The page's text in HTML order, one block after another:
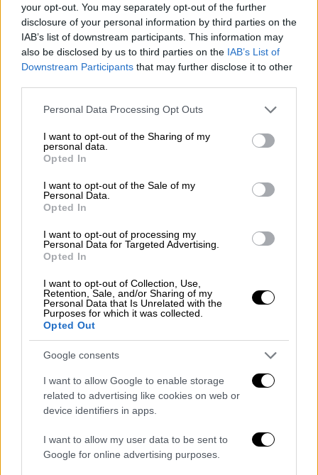
your opt-out. You may separately opt-out of the further
disclosure of your personal information by third parties on the
IAB’s list of downstream participants. This information may
also be disclosed by us to third parties on the IAB’s List of
Downstream Participants that may further disclose it to other
Please note that this website/app uses one or more Google
not limited to your visit or usage behaviour. You may click to
grant or deny consent to Google and its third-party tags to
use your data for below specified purposes in below Google
consent section.
Personal Data Processing Opt Outs
I want to opt-out of the Sharing of my
personal data.
Opted In
I want to opt-out of the Sale of my
Personal Data.
Opted In
I want to opt-out of processing my
Personal Data for Targeted Advertising.
Opted In
I want to opt-out of Collection, Use,
Retention, Sale, and/or Sharing of my
Personal Data that Is Unrelated with the
Purposes for which it was collected.
Opted Out
Google consents
I want to allow Google to enable storage
related to advertising like cookies on web or
device identifiers in apps.
I want to allow my user data to be sent to
Google for online advertising purposes.
Ελλάδα|03.02.2025 10:26
Μπαράζ σεισμών στις Κυκλάδες: Νέα
διπλή σεισμική δόνηση πάνω από 4
Ρίχτερ - 550 σεισμοί σε 10 ημέρες
Μπαράζ σεισμών καταγράφεται στις
Κυκλάδες
Ελλάδα|02.02.2025 20:00
Σεισμοί σε Σαντορίνη και Αμοργό: Δύο
δονήσεις 4,8 και 4,6 Ρίχτερ μέσα σε λίγα
λεπτά